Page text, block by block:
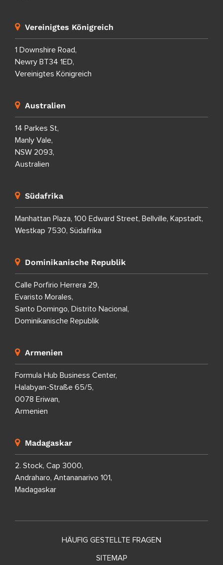
Vereinigtes Königreich
1 Downshire Road,
Newry BT34 1ED,
Vereinigtes Königreich
Australien
14 Parkes St,
Manly Vale,
NSW 2093,
Australien
Südafrika
Manhattan Plaza, 100 Edward Street, Bellville, Kapstadt,
Westkap 7530, Südafrika
Dominikanische Republik
Calle Porfirio Herrera 29,
Evaristo Morales,
Santo Domingo, Distrito Nacional,
Dominikanische Republik
Armenien
Formula Hub Business Center,
Halabyan-Straße 65/5,
0078 Eriwan,
Armenien
Madagaskar
2. Stock, Cap 3000,
Andraharo, Antananarivo 101,
Madagaskar
HÄUFIG GESTELLTE FRAGEN
SITEMAP